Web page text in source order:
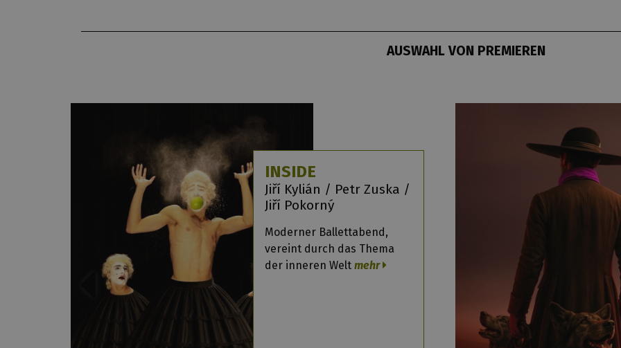
AUSWAHL VON PREMIEREN
INSIDE
Jiří Kylián / Petr Zuska /
Jiří Pokorný
Moderner Ballettabend,
vereint durch das Thema
der inneren Welt mehr